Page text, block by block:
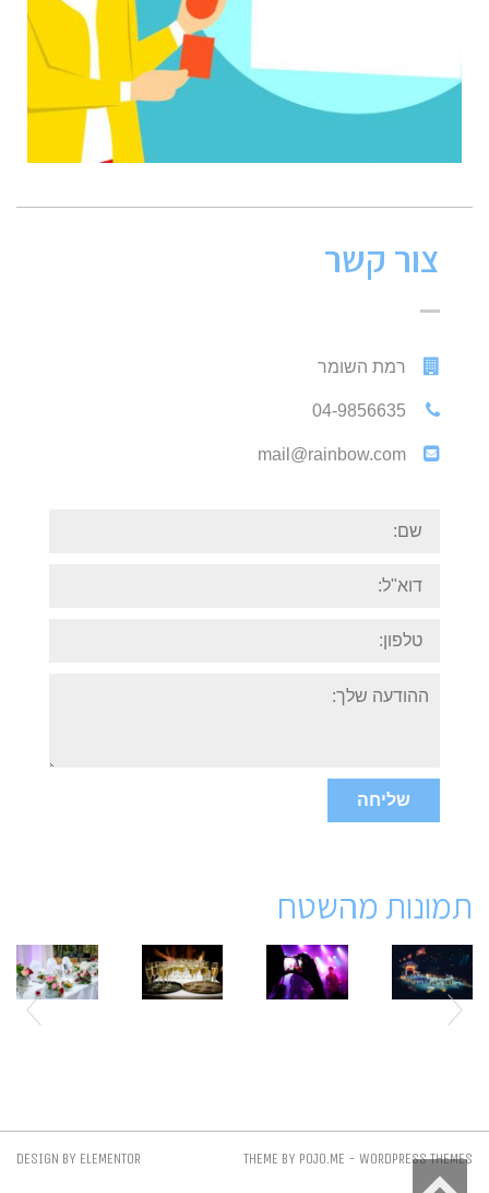
צילום אירועים מחירון מלא
מתחתנים, הילד חוגג בר מצווה סימן שאתם צריכים
צור קשר
רמת השומר
04-9856635
mail@rainbow.com
שלך:
שליחה
תמונות מהשטח
THEME BY POJO.ME - WORDPRESS THEMES
DESIGN BY ELEMENTOR
גלילה